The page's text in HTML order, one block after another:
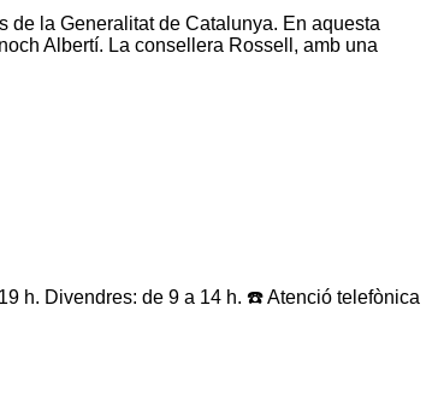
de la Generalitat de Catalunya. En aquesta
Albertí. La consellera Rossell, amb una
h. Divendres: de 9 a 14 h. ☎️ Atenció telefònica